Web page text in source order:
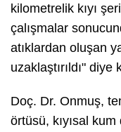
kilometrelik kıyı
çalışmalar
atıklardan oluşan
uzaklaştırıldı" diye
Doç. Dr. Onmuş,
örtüsü, kıyısal